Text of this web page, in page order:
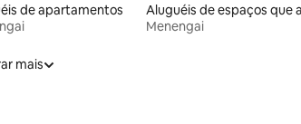
de apartamentos
Menengai
mais